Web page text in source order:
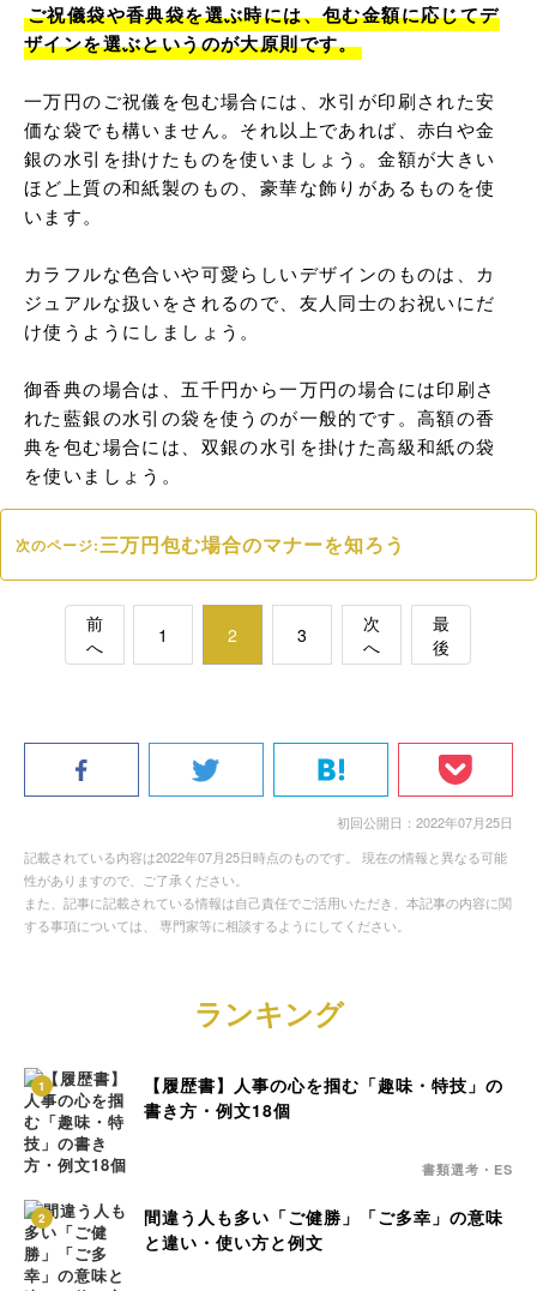
ご祝儀袋や香典袋を選ぶ時には、包む金額に応じてデ
ザインを選ぶというのが大原則です。
一万円のご祝儀を包む場合には、水引が印刷された安
価な袋でも構いません。それ以上であれば、赤白や金
銀の水引を掛けたものを使いましょう。金額が大きい
ほど上質の和紙製のもの、豪華な飾りがあるものを使
います。
カラフルな色合いや可愛らしいデザインのものは、カ
ジュアルな扱いをされるので、友人同士のお祝いにだ
け使うようにしましょう。
御香典の場合は、五千円から一万円の場合には印刷さ
れた藍銀の水引の袋を使うのが一般的です。高額の香
典を包む場合には、双銀の水引を掛けた高級和紙の袋
を使いましょう。
次のページ:三万円包む場合のマナーを知ろう
前
へ
1 2 3
次
へ
最
後
初回公開日：2022年07月25日
記載されている内容は2022年07月25日時点のものです。 現在の情報と異なる可能
性がありますので、ご了承ください。
また、記事に記載されている情報は自己責任でご活用いただき、本記事の内容に関
する事項については、 専門家等に相談するようにしてください。
ランキング
1
【履歴書】人事の心を掴む「趣味・特技」の
書き方・例文18個
書類選考・ES
2
間違う人も多い「ご健勝」「ご多幸」の意味
と違い・使い方と例文